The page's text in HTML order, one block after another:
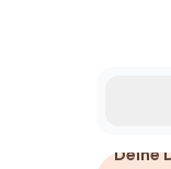
Deine